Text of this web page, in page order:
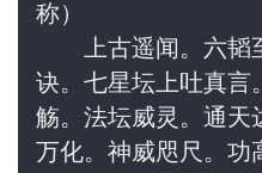
称）
上古遥闻。六韬
诀。七星坛上吐真言
觞。法坛威灵。通天
万化。神威咫尺。功